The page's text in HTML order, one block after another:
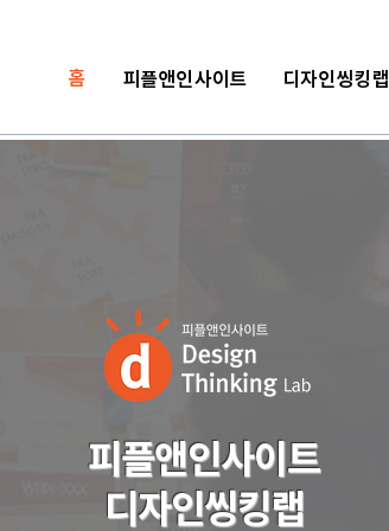
홈 피플앤인사이트 디자인씽킹랩
피플앤인사이트
디자인씽킹랩